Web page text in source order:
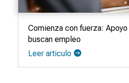
Comienza con fuerza:
buscan empleo
Leer articulo